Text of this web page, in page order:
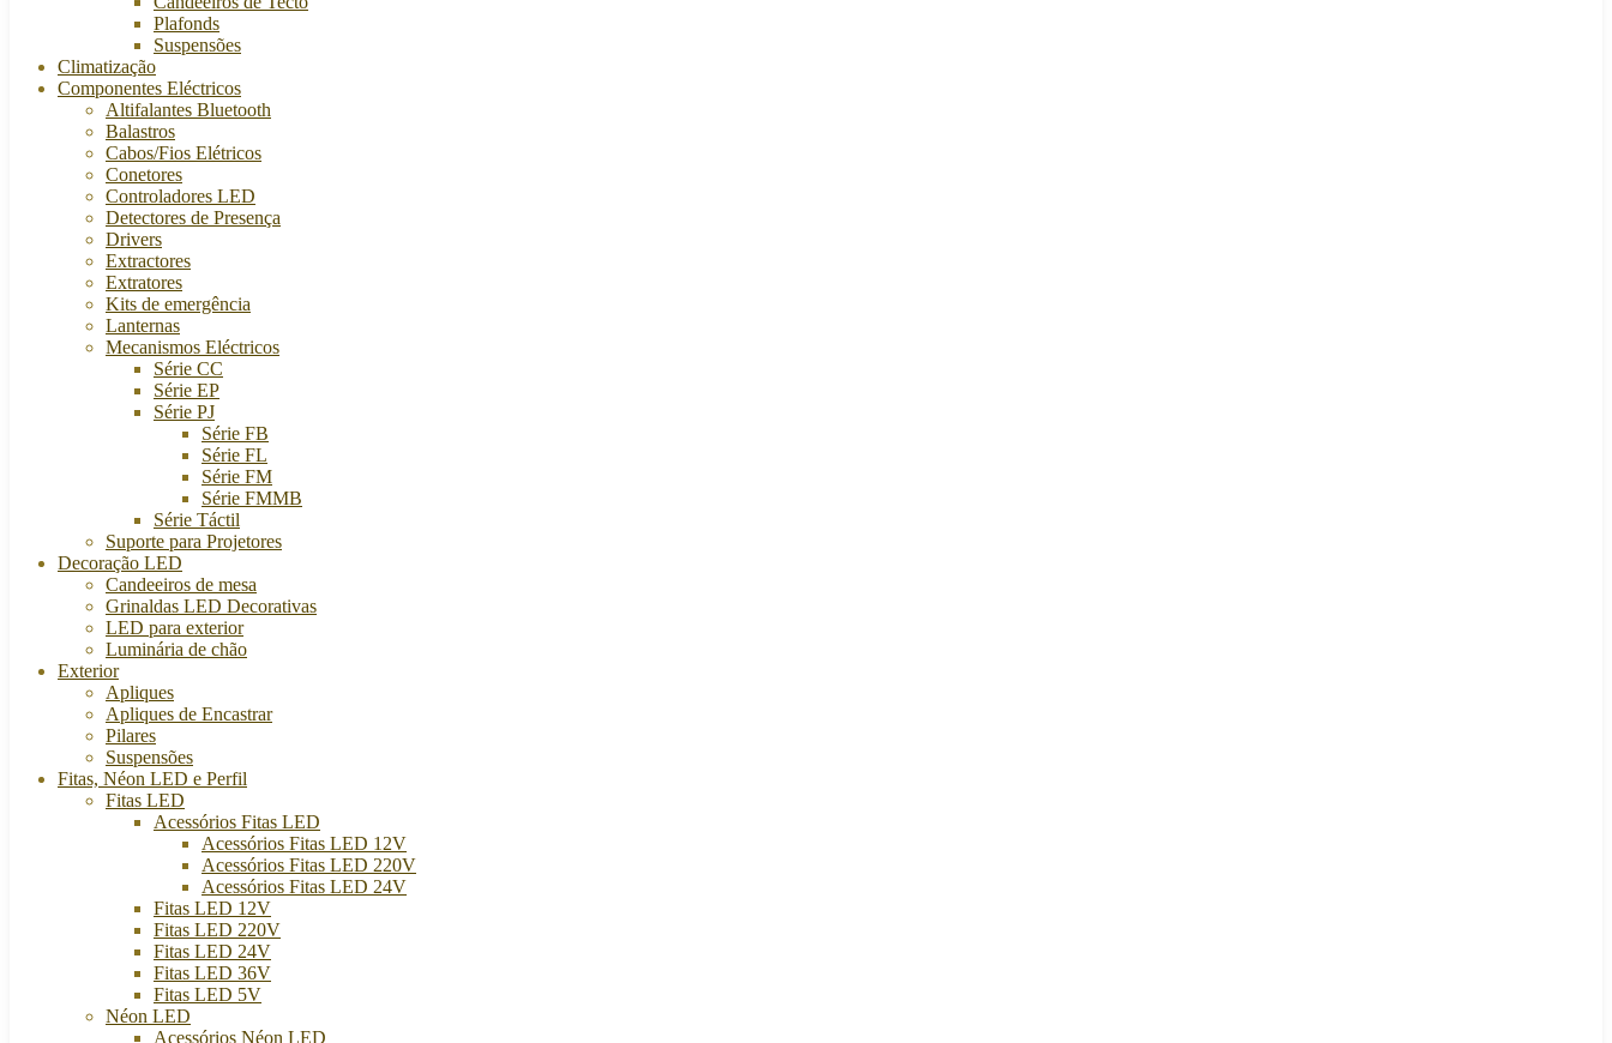
Plafonds
Suspensões
Climatização
Componentes Eléctricos
Altifalantes Bluetooth
Balastros
Cabos/Fios Elétricos
Conetores
Controladores LED
Detectores de Presença
Drivers
Extractores
Extratores
Kits de emergência
Lanternas
Mecanismos Eléctricos
Série CC
Série EP
Série PJ
Série FB
Série FL
Série FM
Série FMMB
Série Táctil
Suporte para Projetores
Decoração LED
Candeeiros de mesa
Grinaldas LED Decorativas
LED para exterior
Luminária de chão
Exterior
Apliques
Apliques de Encastrar
Pilares
Suspensões
Fitas, Néon LED e Perfil
Fitas LED
Acessórios Fitas LED
Acessórios Fitas LED 12V
Acessórios Fitas LED 220V
Acessórios Fitas LED 24V
Fitas LED 12V
Fitas LED 220V
Fitas LED 24V
Fitas LED 36V
Fitas LED 5V
Néon LED
Acessórios Néon LED